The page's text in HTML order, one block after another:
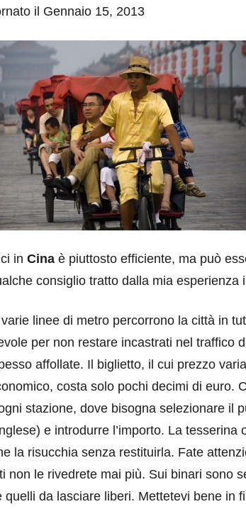
il Gennaio 15, 2013
in Cina è piuttosto efficiente, ma può
consiglio tratto dalla mia esperienza
linee di metro percorrono la città in
per non restare incastrati nel traffico
affollate. Il biglietto, il cui prezzo
costa solo pochi decimi di euro.
stazione, dove bisogna selezionare il
e introdurre l’importo. La tesserina
la risucchia senza restituirla. Fate
non le rivedrete mai più. Sui binari sono
da lasciare liberi. Mettetevi bene in